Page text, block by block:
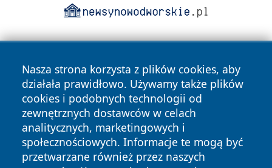
Nasza strona korzysta z plików cookies, aby
działała prawidłowo. Używamy także plików
cookies i podobnych technologii od
zewnętrznych dostawców w celach
analitycznych, marketingowych i
społecznościowych. Informacje te mogą być
przetwarzane również przez naszych
Copyright © 2026 24piaseczno.pl Wszystkie prawa
zastrzeżone.